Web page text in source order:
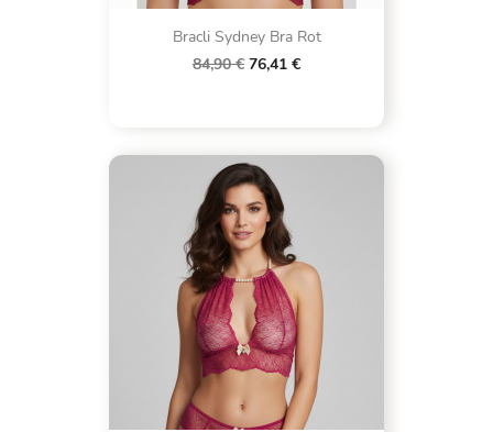
Bracli Sydney Bra Rot
84,90 € 76,41 €